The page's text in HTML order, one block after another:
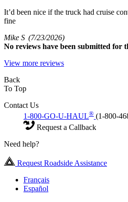
It’d been nice if the truck had cruise
fine
Mike S (7/23/2026)
No reviews have been submitted for
View more reviews
Back
To Top
Contact Us
1-800-GO-U-HAUL® (1-800-
Request a Callback
Need help?
Request Roadside Assistance
Français
Español